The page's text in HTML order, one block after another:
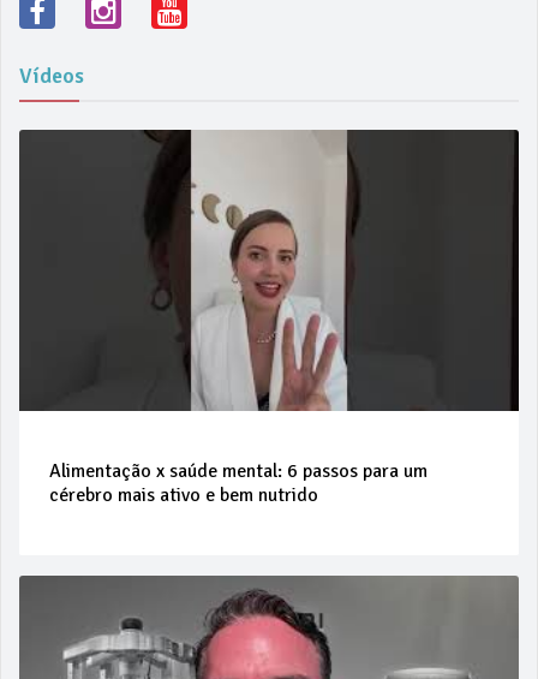
Vídeos
Alimentação x saúde mental: 6 passos para um
cérebro mais ativo e bem nutrido